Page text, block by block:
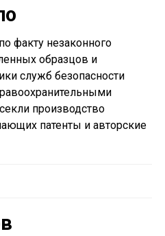
факту незаконного
образцов и
служб безопасности
производство
патенты и авторские